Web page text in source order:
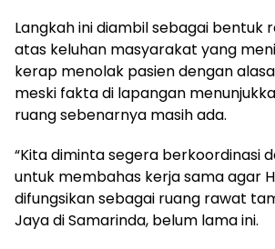
Langkah ini diambil sebagai bentuk
atas keluhan masyarakat yang
kerap menolak pasien dengan
meski fakta di lapangan
ruang sebenarnya masih ada.
“Kita diminta segera berkoordinasi
untuk membahas kerja sama agar
difungsikan sebagai ruang rawat
Jaya di Samarinda, belum lama ini.